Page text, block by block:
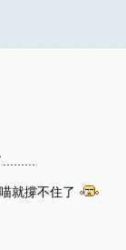
就撐不住了